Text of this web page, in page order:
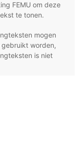
FEMU om deze
te tonen.
mogen
worden,
is niet